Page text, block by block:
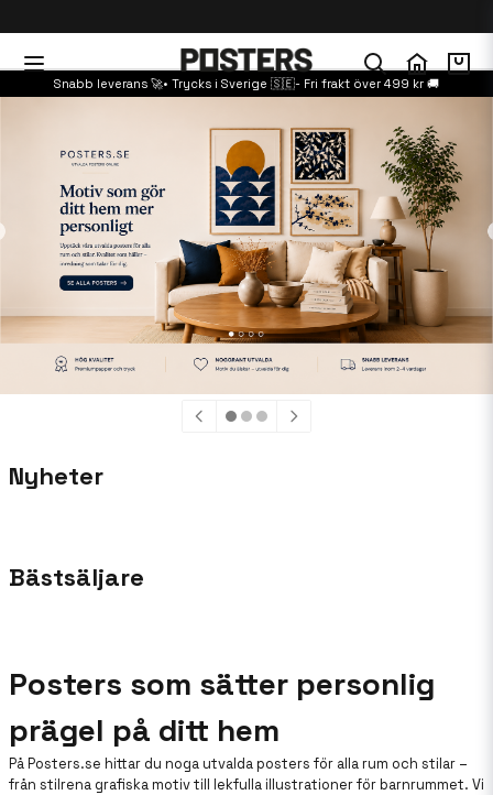
Snabb leverans 🚀• Trycks i Sverige 🇸🇪- Fri frakt över 499 kr 🚚
Nyheter
Bästsäljare
Posters som sätter personlig
prägel på ditt hem
På Posters.se hittar du noga utvalda posters för alla rum och stilar –
från stilrena grafiska motiv till lekfulla illustrationer för barnrummet. Vi